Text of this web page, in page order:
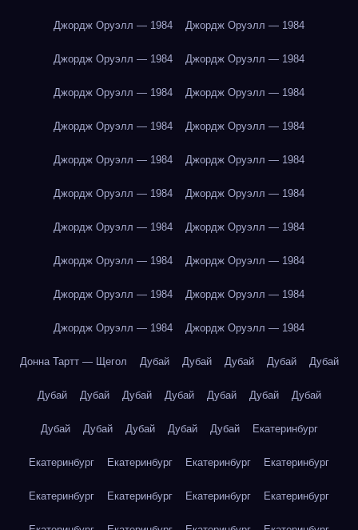
Джордж Оруэлл — 1984 Джордж Оруэлл — 1984
Джордж Оруэлл — 1984 Джордж Оруэлл — 1984
Джордж Оруэлл — 1984 Джордж Оруэлл — 1984
Джордж Оруэлл — 1984 Джордж Оруэлл — 1984
Джордж Оруэлл — 1984 Джордж Оруэлл — 1984
Джордж Оруэлл — 1984 Джордж Оруэлл — 1984
Джордж Оруэлл — 1984 Джордж Оруэлл — 1984
Джордж Оруэлл — 1984 Джордж Оруэлл — 1984
Джордж Оруэлл — 1984 Джордж Оруэлл — 1984
Джордж Оруэлл — 1984 Джордж Оруэлл — 1984
Донна Тартт — Щегол Дубай Дубай Дубай Дубай Дубай
Дубай Дубай Дубай Дубай Дубай Дубай Дубай
Дубай Дубай Дубай Дубай Дубай Екатеринбург
Екатеринбург Екатеринбург Екатеринбург Екатеринбург
Екатеринбург Екатеринбург Екатеринбург Екатеринбург